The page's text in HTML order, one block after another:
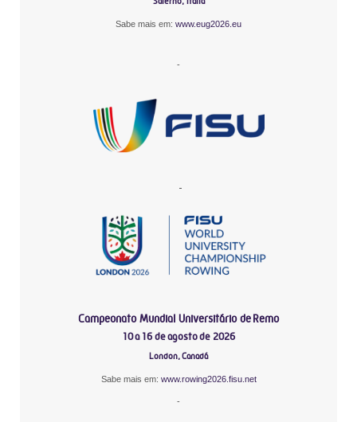
Sabe mais em: www.eug2026.eu
-
-
Campeonato Mundial Universitário de Remo
10 a 16 de agosto de 2026
London, Canadá
Sabe mais em: www.rowing2026.fisu.net
-